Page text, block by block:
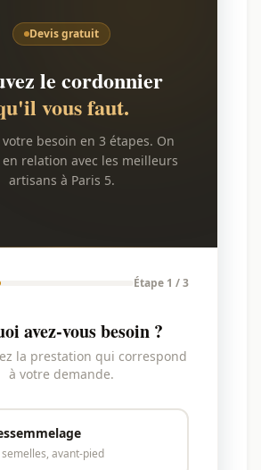
Devis gratuit
le cordonnier
vous faut.
votre besoin en 3 étapes. On
relation avec les meilleurs
artisans à Paris 5.
Étape 1 / 3
avez-vous besoin ?
la prestation qui correspond
à votre demande.
semelles, avant-pied